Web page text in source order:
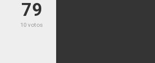
79
10 votos